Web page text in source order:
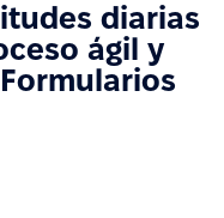
diarias
ágil y